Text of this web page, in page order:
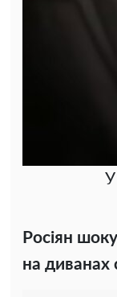
У
Росіян
на диванах